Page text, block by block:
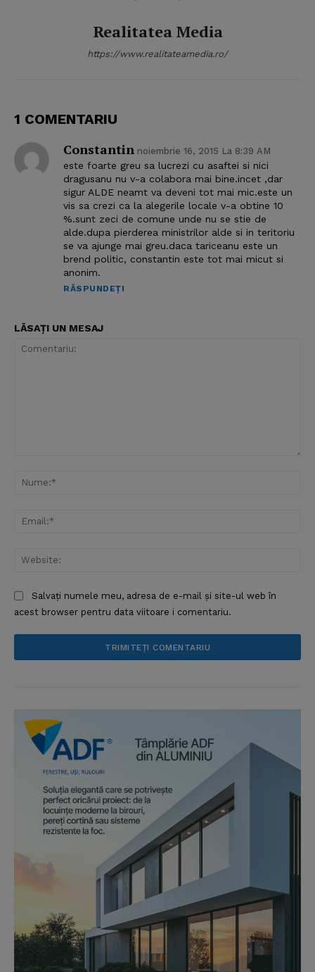
Realitatea Media
https://www.realitateamedia.ro/
1 COMENTARIU
Constantin noiembrie 16, 2015 La 8:39 AM
este foarte greu sa lucrezi cu asaftei si nici
dragusanu nu v-a colabora mai bine.incet ,dar
sigur ALDE neamt va deveni tot mai mic.este un
vis sa crezi ca la alegerile locale v-a obtine 10
%.sunt zeci de comune unde nu se stie de
alde.dupa pierderea ministrilor alde si in teritoriu
se va ajunge mai greu.daca tariceanu este un
brend politic, constantin este tot mai micut si
anonim.
RĂSPUNDEȚI
LĂSAȚI UN MESAJ
Salvați numele meu, adresa de e-mail și site-ul web în
acest browser pentru data viitoare i comentariu.